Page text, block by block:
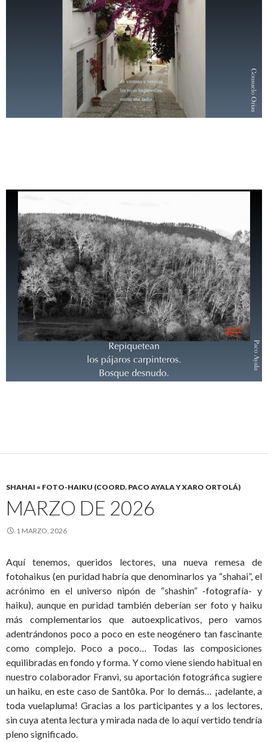
SHAHAI = FOTO-HAIKU (COORD. PACO AYALA Y XARO ORTOLÁ)
MARZO DE 2026
1 MARZO, 2026
Aquí tenemos, queridos lectores, una nueva remesa de
fotohaikus (en puridad habría que denominarlos ya “shahai”, el
acrónimo en el universo nipón de “shashin” -fotografía- y
haiku), aunque en puridad también deberían ser foto y haiku
más complementarios que autoexplicativos, pero vamos
adentrándonos poco a poco en este neogénero tan fascinante
como complejo. Poco a poco… Todas las composiciones
equilibradas en fondo y forma. Y como viene siendo habitual en
nuestro colaborador Franvi, su aportación fotográfica sugiere
un haiku, en este caso de Santōka. Por lo demás… ¡adelante, a
toda vuelapluma! Gracias a los participantes y a los lectores,
sin cuya atenta lectura y mirada nada de lo aquí vertido tendría
pleno significado.